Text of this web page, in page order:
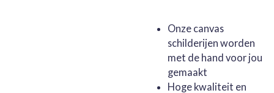
Onze canvas
schilderijen worden
met de hand voor jou
gemaakt
Hoge kwaliteit en